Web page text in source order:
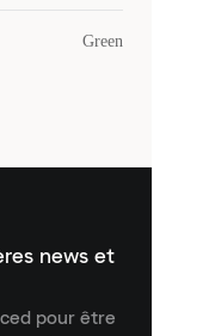
Green
news et
pour être